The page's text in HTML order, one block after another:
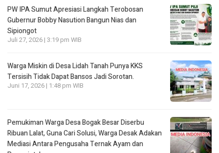
PW IPA Sumut Apresiasi Langkah Terobosan
Gubernur Bobby Nasution Bangun Nias dan
Sipiongot
Juli 27, 2026 | 3:19 pm WIB
Warga Miskin di Desa Lidah Tanah Punya KKS
Tersisih Tidak Dapat Bansos Jadi Sorotan.
Juni 17, 2026 | 1:48 pm WIB
Pemukiman Warga Desa Bogak Besar Diserbu
Ribuan Lalat, Guna Cari Solusi, Warga Desak Adakan
Mediasi Antara Pengusaha Ternak Ayam dan